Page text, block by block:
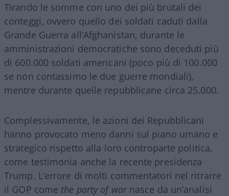
Tirando le somme con uno dei più brutali dei
conteggi, ovvero quello dei soldati caduti dalla
Grande Guerra all’Afghanistan, durante le
amministrazioni democratiche sono deceduti più
di 600.000 soldati americani (poco più di 100.000
se non contassimo le due guerre mondiali),
mentre durante quelle repubblicane circa 25.000.
Complessivamente, le azioni dei Repubblicani
hanno provocato meno danni sul piano umano e
strategico rispetto alla loro controparte politica,
come testimonia anche la recente presidenza
Trump. L’errore di molti commentatori nel ritrarre
il GOP come the party of warnasce da un’analisi